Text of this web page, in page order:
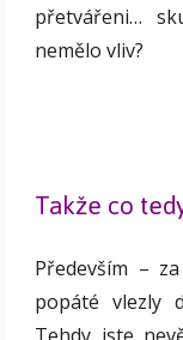
přetvářeni…
nemělo vliv?
Takže co
Především –
popáté vlezly